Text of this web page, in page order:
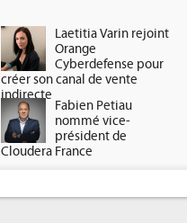
Laetitia Varin rejoint
Orange
Cyberdefense pour
créer son canal de vente
indirecte
Fabien Petiau
nommé vice-
président de
Cloudera France